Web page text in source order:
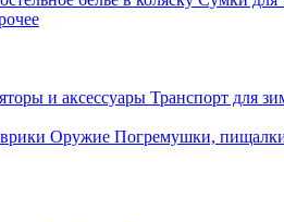
и аксессуары Транспорт для
Оружие Погремушки,